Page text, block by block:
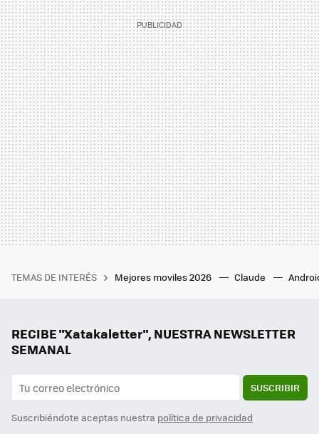
TEMAS DE INTERÉS Mejores moviles 2026 Claude
RECIBE "Xatakaletter", NUESTRA NEWSLETTER
SEMANAL
SUSCRIBIR
Suscribiéndote aceptas nuestra política de privacidad